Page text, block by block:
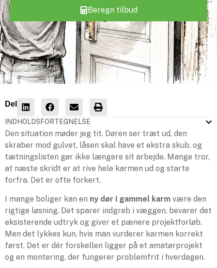
Beregn tilbud
Del
INDHOLDSFORTEGNELSE
Den situation møder jeg tit. Døren ser træt ud, den
skraber mod gulvet, låsen skal have et ekstra skub, og
tætningslisten gør ikke længere sit arbejde. Mange tror,
at næste skridt er at rive hele karmen ud og starte
forfra. Det er ofte forkert.
I mange boliger kan en ny dør i gammel karm være den
rigtige løsning. Det sparer indgreb i væggen, bevarer det
eksisterende udtryk og giver et pænere projektforløb.
Men det lykkes kun, hvis man vurderer karmen korrekt
først. Det er dér forskellen ligger på et amatørprojekt
og en montering, der fungerer problemfrit i hverdagen.